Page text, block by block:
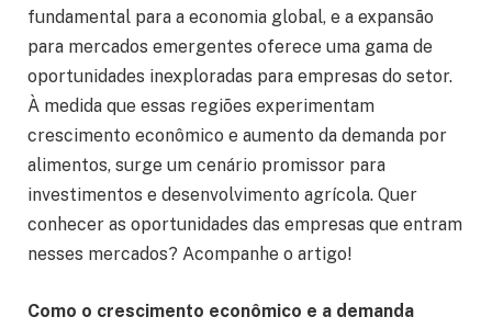
fundamental para a economia global, e a expansão
para mercados emergentes oferece uma gama de
oportunidades inexploradas para empresas do setor.
À medida que essas regiões experimentam
crescimento econômico e aumento da demanda por
alimentos, surge um cenário promissor para
investimentos e desenvolvimento agrícola. Quer
conhecer as oportunidades das empresas que entram
nesses mercados? Acompanhe o artigo!
Como o crescimento econômico e a demanda